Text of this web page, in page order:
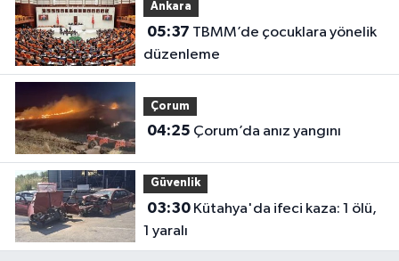
Ankara
05:37
düzenleme
Çorum
04:25 Çorum’da anız yangını
Güvenlik
03:30Kütahya'da ifeci kaza: 1 ölü,
1 yaralı